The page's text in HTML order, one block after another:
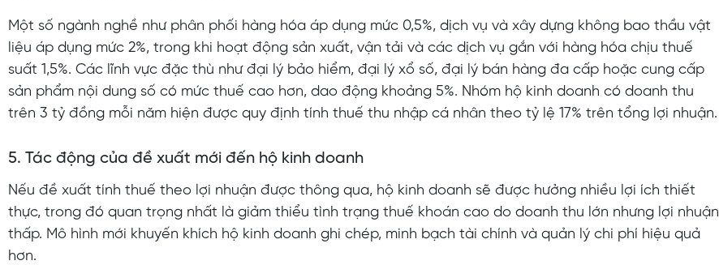
Một số ngành nghề như phân phối hàng hóa áp dụng mức 0,5%, dịch vụ và xây dựng không bao thầu vật
liệu áp dụng mức 2%, trong khi hoạt động sản xuất, vận tải và các dịch vụ gắn với hàng hóa chịu thuế
suất 1,5%. Các lĩnh vực đặc thù như đại lý bảo hiểm, đại lý xổ số, đại lý bán hàng đa cấp hoặc cung cấp
sản phẩm nội dung số có mức thuế cao hơn, dao động khoảng 5%. Nhóm hộ kinh doanh có doanh thu
trên 3 tỷ đồng mỗi năm hiện được quy định tính thuế thu nhập cá nhân theo tỷ lệ 17% trên tổng lợi nhuận.
5. Tác động của đề xuất mới đến hộ kinh doanh
Nếu đề xuất tính thuế theo lợi nhuận được thông qua, hộ kinh doanh sẽ được hưởng nhiều lợi ích thiết
thực, trong đó quan trọng nhất là giảm thiểu tình trạng thuế khoán cao do doanh thu lớn nhưng lợi nhuận
thấp. Mô hình mới khuyến khích hộ kinh doanh ghi chép, minh bạch tài chính và quản lý chi phí hiệu quả
hơn.